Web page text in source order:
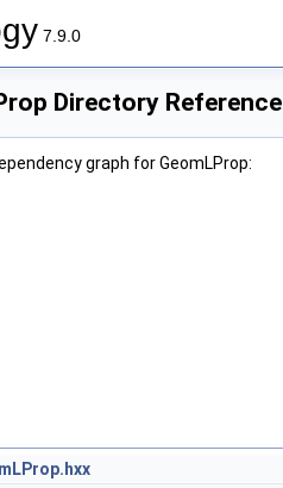
7.9.0
Directory Reference
graph for GeomLProp: